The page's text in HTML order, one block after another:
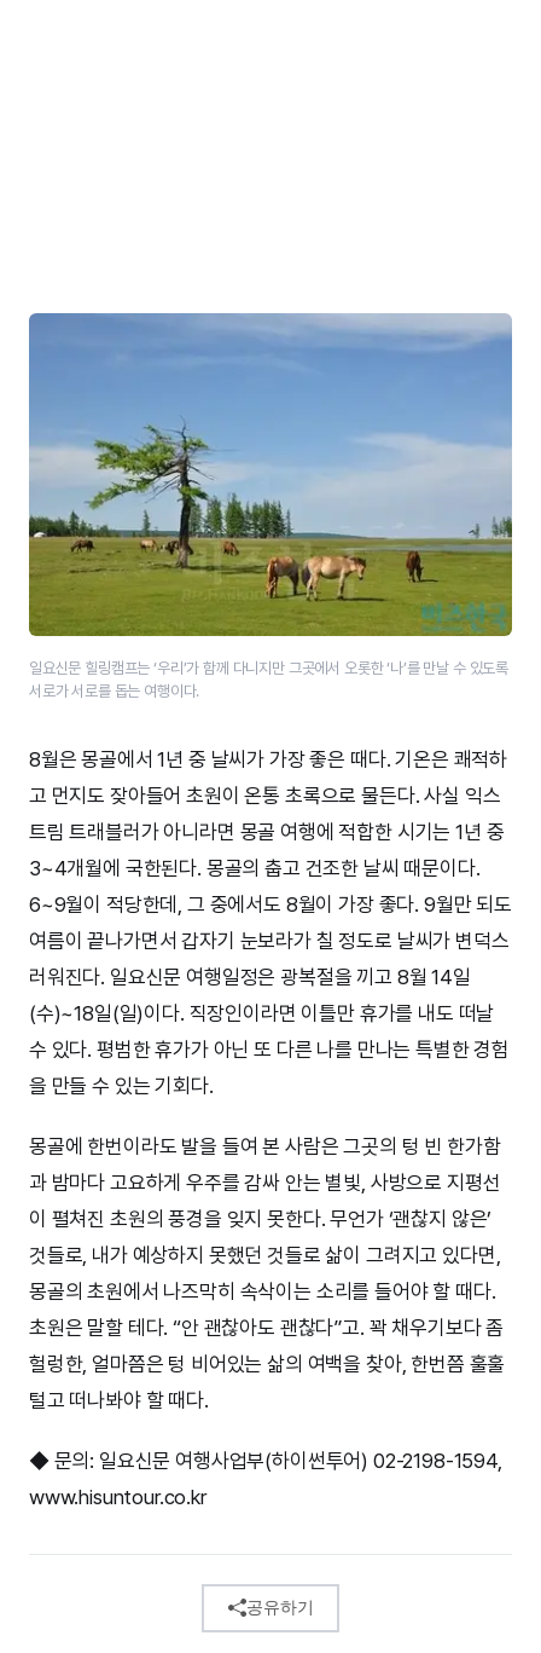
일요신문 힐링캠프는 ‘우리’가 함께 다니지만 그곳에서 오롯한 ‘나’를 만날 수 있도록
서로가 서로를 돕는 여행이다.
8월은 몽골에서 1년 중 날씨가 가장 좋은 때다. 기온은 쾌적하
고 먼지도 잦아들어 초원이 온통 초록으로 물든다. 사실 익스
트림 트래블러가 아니라면 몽골 여행에 적합한 시기는 1년 중
3~4개월에 국한된다. 몽골의 춥고 건조한 날씨 때문이다.
6~9월이 적당한데, 그 중에서도 8월이 가장 좋다. 9월만 되도
여름이 끝나가면서 갑자기 눈보라가 칠 정도로 날씨가 변덕스
러워진다. 일요신문 여행일정은 광복절을 끼고 8월 14일
(수)~18일(일)이다. 직장인이라면 이틀만 휴가를 내도 떠날
수 있다. 평범한 휴가가 아닌 또 다른 나를 만나는 특별한 경험
을 만들 수 있는 기회다.
몽골에 한번이라도 발을 들여 본 사람은 그곳의 텅 빈 한가함
과 밤마다 고요하게 우주를 감싸 안는 별빛, 사방으로 지평선
이 펼쳐진 초원의 풍경을 잊지 못한다. 무언가 ‘괜찮지 않은’
것들로, 내가 예상하지 못했던 것들로 삶이 그려지고 있다면,
몽골의 초원에서 나즈막히 속삭이는 소리를 들어야 할 때다.
초원은 말할 테다. “안 괜찮아도 괜찮다”고. 꽉 채우기보다 좀
헐렁한, 얼마쯤은 텅 비어있는 삶의 여백을 찾아, 한번쯤 훌훌
털고 떠나봐야 할 때다.
◆ 문의: 일요신문 여행사업부(하이썬투어) 02-2198-1594,
www.hisuntour.co.kr
공유하기